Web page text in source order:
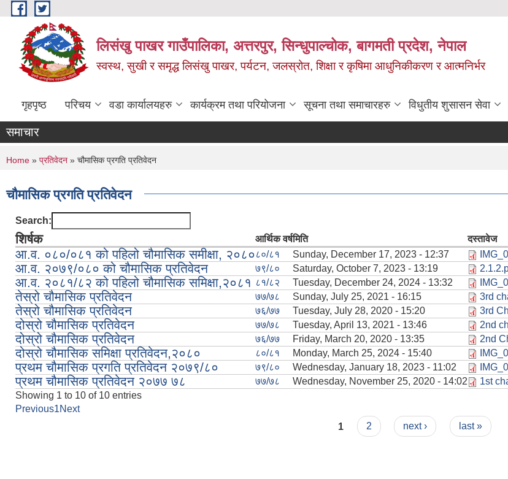
Skip to main content
लिसंखु पाखर गाउँपालिका, अत्तरपुर, सिन्धुपाल्चोक, बागमती प्रदेश, नेपाल
स्वस्थ, सुखी र समृद्ध लिसंखु पाखर, पर्यटन, जलस्रोत, शिक्षा र कृषिमा आधुनिकीकरण र आत्मनिर्भर
गृहपृष्ठ परिचय वडा कार्यालयहरु कार्यक्रम तथा परियोजना सूचना तथा समाचारहरु विधुतीय शुसासन सेवा
समाचार
You are here
Home » प्रतिवेदन » चौमासिक प्रगति प्रतिवेदन
चौमासिक प्रगति प्रतिवेदन
Search:
शिर्षक आर्थिक वर्षमिति दस्तावेज
आ.व. ०८०/०८१ को पहिलो चौमासिक समीक्षा, २०८०८०/८१ Sunday, December 17, 2023 - 12:37
आ.व. २०७९/०८० को चौमासिक प्रतिवेदन ७९/८० Saturday, October 7, 2023 - 13:19
आ.व. २०८१/८२ को पहिलो चौमासिक समिक्षा,२०८१ ८१/८२ Tuesday, December 24, 2024 - 13:32
तेस्रो चौमासिक प्रतिवेदन ७७/७८ Sunday, July 25, 2021 - 16:15 3rd
तेस्रो चौमासिक प्रतिवेदन ७६/७७ Tuesday, July 28, 2020 - 15:20 3rd
दोस्रो चौमासिक प्रतिवेदन ७७/७८ Tuesday, April 13, 2021 - 13:46 2nd
दोस्रो चौमासिक प्रतिवेदन ७६/७७ Friday, March 20, 2020 - 13:35 2nd
दोस्रो चौमासिक समिक्षा प्रतिवेदन,२०८० ८०/८१ Monday, March 25, 2024 - 15:40
प्रथम चौमासिक प्रगति प्रतिवेदन २०७९‍/८० ७९/८० Wednesday, January 18, 2023 - 11:02
प्रथम चौमासिक प्रतिवेदन २०७७ ७८ ७७/७८ Wednesday, November 25, 2020 - 14:02
1st
Showing 1 to 10 of 10 entries
Previous1Next
1 2 next › last »